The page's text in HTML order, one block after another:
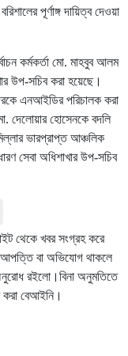
পূর্ণাঙ্গ দায়িত্ব দেওয়া
কর্মকর্তা মো. মাহবুব আলম
উপ-সচিব করা হয়েছে।
এনআইডির পরিচালক করা
দেলোয়ার হোসেনকে বদলি
ভারপ্রাপ্ত আঞ্চলিক
সেবা অধিশাখার উপ-সচিব
থেকে খবর সংগ্রহ করে
আপত্তি বা অভিযোগ থাকলে
রইলো।বিনা অনুমতিতে
বেআইনি।